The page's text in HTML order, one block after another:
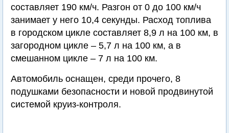
составляет 190 км/ч. Разгон от 0 до 100 км/ч
занимает у него 10,4 секунды. Расход топлива
в городском цикле составляет 8,9 л на 100 км, в
загородном цикле – 5,7 л на 100 км, а в
смешанном цикле – 7 л на 100 км.
Автомобиль оснащен, среди прочего, 8
подушками безопасности и новой продвинутой
системой круиз-контроля.